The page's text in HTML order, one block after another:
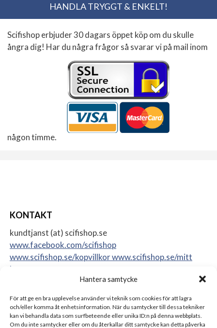
Hantera samtycke
För att ge en bra upplevelse använder vi teknik som cookies för att lagra
och/eller komma åt enhetsinformation. När du samtycker till dessa tekniker
kan vi behandla data som surfbeteende eller unika ID:n på denna webbplats.
Om du inte samtycker eller om du återkallar ditt samtycke kan detta påverka
HANDLA TRYGGT & ENKELT!
Scifishop erbjuder 30 dagars öppet köp om du skulle
ångra dig! Har du några frågor så svarar vi på mail inom
någon timme.
KONTAKT
kundtjanst (at) scifishop.se
www.facebook.com/scifishop
www.scifishop.se/kopvillkorwww.scifishop.se/mitt
konto
Sweden